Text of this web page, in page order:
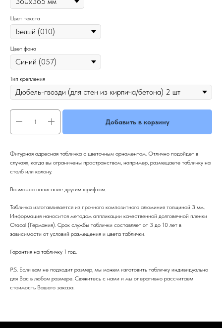
Цвет текста
Цвет фона
Тип крепления
Добавить в корзину
Фигурная адресная табличка с цветочным орнаментом. Отлично подойдет в
случаях, когда вы ограничены пространством, например, размещаете табличку на
столб или колону.
Возможно написание другим шрифтом.
Табличка изготавливается из прочного композитного алюминия толщиной 3 мм.
Информация наносится методом аппликации качественной долговечной пленки
Oracal (Германия). Срок службы таблички составляет от 3 до 10 лет в
зависимости от условий размещения и цвета таблички.
Гарантия на табличку 1 год.
P.S. Если вам не подходит размер, мы можем изготовить табличку индивидуально
для Вас в любом размере. Свяжитесь с нами и мы оперативно рассчитаем
стоимость Вашего заказа.